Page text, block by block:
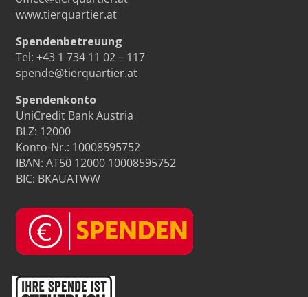
www.tierquartier.at
Spendenbetreuung
Tel: +43 1 734 11 02 – 117
spende@tierquartier.at
Spendenkonto
UniCredit Bank Austria
BLZ: 12000
Konto-Nr.: 10008595752
IBAN: AT50 12000 10008595752
BIC: BKAUATWW